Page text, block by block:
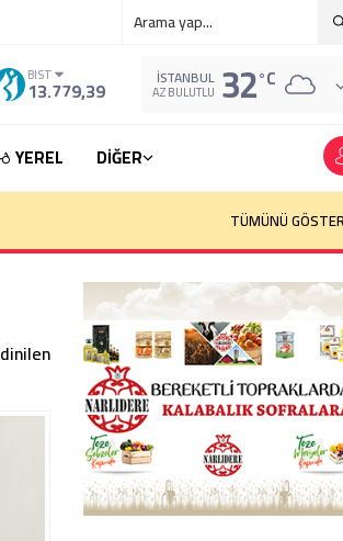
BIST
13.779,39 İSTANBUL
AZ BULUTLU 32°C
YEREL
DİĞER
TÜMÜNÜ